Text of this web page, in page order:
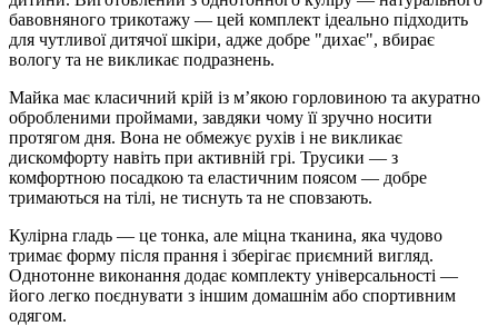
бавовняного трикотажу — цей комплект ідеально підходить
для чутливої дитячої шкіри, адже добре "дихає", вбирає
вологу та не викликає подразнень.
Майка має класичний крій із м’якою горловиною та акуратно
обробленими проймами, завдяки чому її зручно носити
протягом дня. Вона не обмежує рухів і не викликає
дискомфорту навіть при активній грі. Трусики — з
комфортною посадкою та еластичним поясом — добре
тримаються на тілі, не тиснуть та не сповзають.
Кулірна гладь — це тонка, але міцна тканина, яка чудово
тримає форму після прання і зберігає приємний вигляд.
Однотонне виконання додає комплекту універсальності —
його легко поєднувати з іншим домашнім або спортивним
одягом.